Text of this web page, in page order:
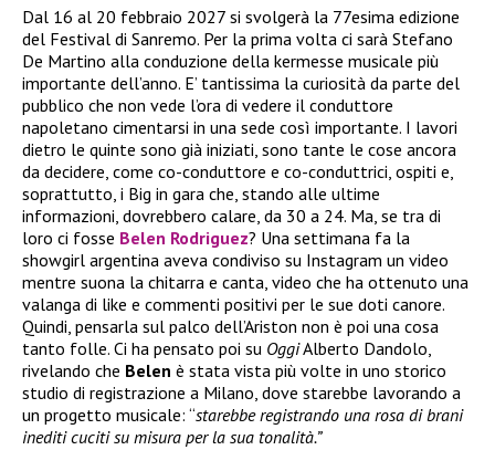
Dal 16 al 20 febbraio 2027 si svolgerà la 77esima edizione
del Festival di Sanremo. Per la prima volta ci sarà Stefano
De Martino alla conduzione della kermesse musicale più
importante dell’anno. E’ tantissima la curiosità da parte del
pubblico che non vede l’ora di vedere il conduttore
napoletano cimentarsi in una sede così importante. I lavori
dietro le quinte sono già iniziati, sono tante le cose ancora
da decidere, come co-conduttore e co-conduttrici, ospiti e,
soprattutto, i Big in gara che, stando alle ultime
informazioni, dovrebbero calare, da 30 a 24. Ma, se tra di
loro ci fosse Belen Rodriguez? Una settimana fa la
showgirl argentina aveva condiviso su Instagram un video
mentre suona la chitarra e canta, video che ha ottenuto una
valanga di like e commenti positivi per le sue doti canore.
Quindi, pensarla sul palco dell’Ariston non è poi una cosa
tanto folle. Ci ha pensato poi su OggiAlberto Dandolo,
rivelando che Belen è stata vista più volte in uno storico
studio di registrazione a Milano, dove starebbe lavorando a
un progetto musicale: “starebbe registrando una rosa di brani
inediti cuciti su misura per la sua tonalità.”